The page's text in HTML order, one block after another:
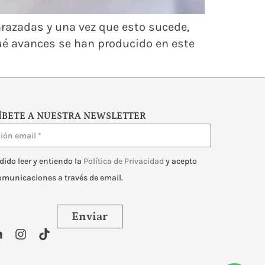
y una vez que esto sucede,
avances se han producido en este
A NUESTRA NEWSLETTER
leer y entiendo la Política de Privacidad y acepto
a través de email.
Enviar